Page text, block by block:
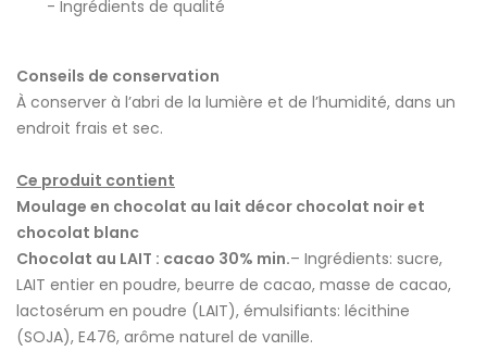
Ingrédients de qualité
Conseils de conservation
À conserver à l’abri de la lumière et de l’humidité, dans un
endroit frais et sec.
Ce produit contient
Moulage en chocolat au lait décor chocolat noir et
chocolat blanc
Chocolat au LAIT : cacao 30% min.– Ingrédients: sucre,
LAIT entier en poudre, beurre de cacao, masse de cacao,
lactosérum en poudre (LAIT), émulsifiants: lécithine
(SOJA), E476, arôme naturel de vanille.